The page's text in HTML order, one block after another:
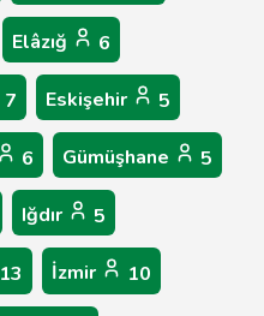
Elâzığ 6
7 Eskişehir 5
6 Gümüşhane 5
Iğdır 5
13 İzmir 10